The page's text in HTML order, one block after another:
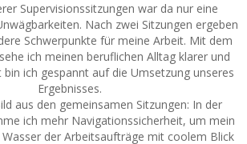
Supervisionssitzungen war da nur eine
Nach zwei Sitzungen ergeben
Schwerpunkte für meine Arbeit. Mit dem
ich meinen beruflichen Alltag klarer und
bin ich gespannt auf die Umsetzung unseres
Ergebnisses.
aus den gemeinsamen Sitzungen: In der
ich mehr Navigationssicherheit, um mein
der Arbeitsaufträge mit coolem Blick